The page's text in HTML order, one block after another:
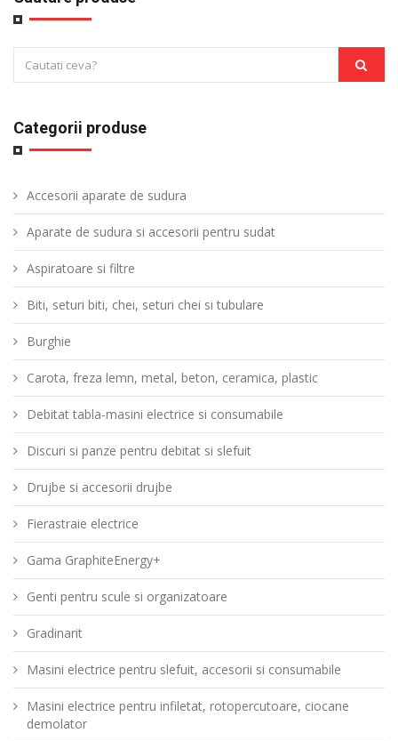
Categorii produse
Accesorii aparate de sudura
Aparate de sudura si accesorii pentru sudat
Aspiratoare si filtre
Biti, seturi biti, chei, seturi chei si tubulare
Burghie
Carota, freza lemn, metal, beton, ceramica, plastic
Debitat tabla-masini electrice si consumabile
Discuri si panze pentru debitat si slefuit
Drujbe si accesorii drujbe
Fierastraie electrice
Gama GraphiteEnergy+
Genti pentru scule si organizatoare
Gradinarit
Masini electrice pentru slefuit, accesorii si consumabile
Masini electrice pentru infiletat, rotopercutoare, ciocane
demolator